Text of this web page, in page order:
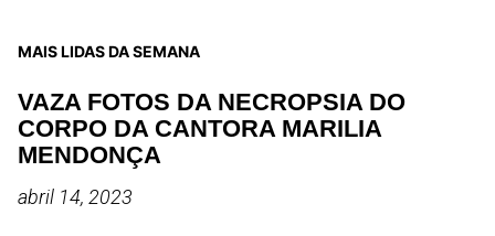
MAIS LIDAS DA SEMANA
VAZA FOTOS DA NECROPSIA DO
CORPO DA CANTORA MARILIA
MENDONÇA
abril 14, 2023